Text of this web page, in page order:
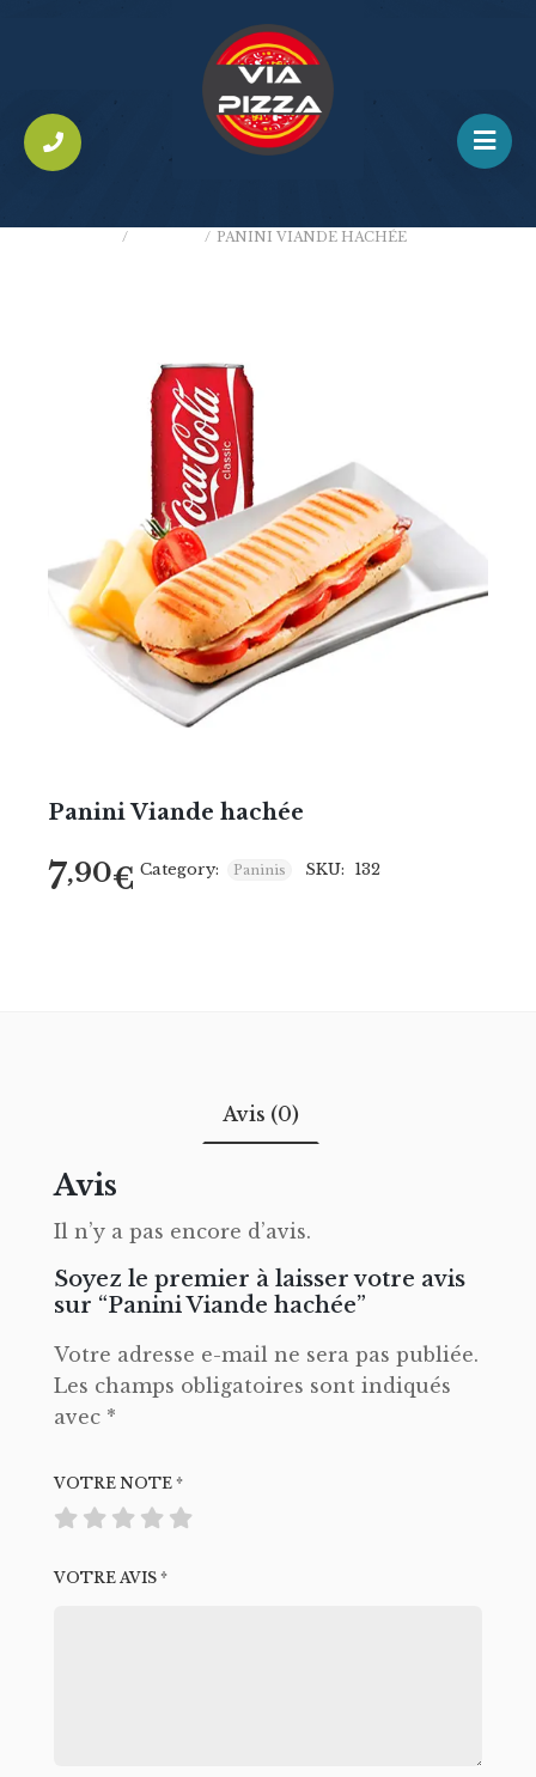
/ / PANINI VIANDE HACHÉE
Panini Viande hachée
7,90€ Category: Paninis SKU: 132
Avis (0)
Avis
Il n’y a pas encore d’avis.
Soyez le premier à laisser votre avis
sur “Panini Viande hachée”
Votre adresse e-mail ne sera pas publiée.
Les champs obligatoires sont indiqués
avec *
VOTRE NOTE *
VOTRE AVIS *